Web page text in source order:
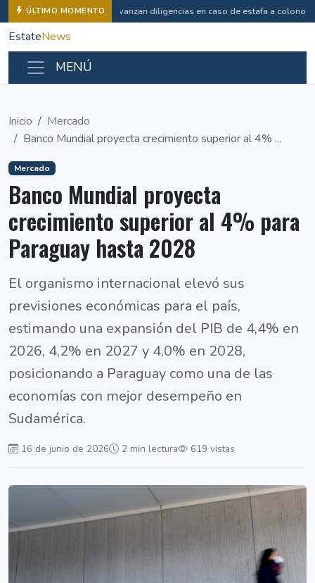
ÚLTIMO MOMENTO Avanzan diligencias en caso de estafa a colonos
EstateNews
MENÚ
Inicio
Mercado
Banco Mundial proyecta crecimiento superior al 4% ...
Mercado
Banco Mundial proyecta
crecimiento superior al 4% para
Paraguay hasta 2028
El organismo internacional elevó sus
previsiones económicas para el país,
estimando una expansión del PIB de 4,4% en
2026, 4,2% en 2027 y 4,0% en 2028,
posicionando a Paraguay como una de las
economías con mejor desempeño en
Sudamérica.
16 de junio de 2026 2 min lectura 619 vistas